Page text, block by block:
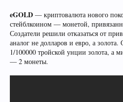
eGOLD — криптовалюта нового
стейблкоином — монетой,
Создатели решили отказаться от
аналог не долларов и евро, а золота.
1/100000 тройской унции золота, а
— 2 монеты.